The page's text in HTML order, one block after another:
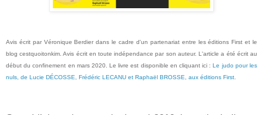
Avis écrit par Véronique Berdier dans le cadre d'un partenariat entre les éditions First et le
blog cestquoitonkim. Avis écrit en toute indépendance par son auteur. L'article a été écrit au
début du confinement en mars 2020. Le livre est disponible en cliquant ici : Le judo pour les
nuls, de Lucie DÉCOSSE, Frédéric LECANU et Raphaël BROSSE, aux éditions First.